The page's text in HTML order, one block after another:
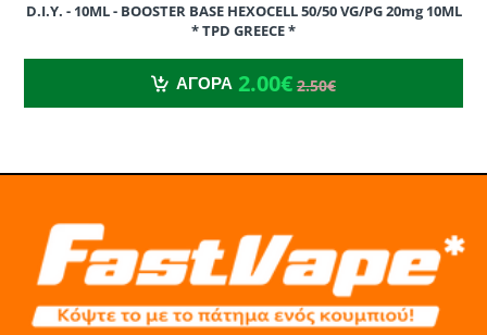
D.I.Y. - 10ML - BOOSTER BASE HEXOCELL 50/50 VG/PG 20mg 10ML
* TPD GREECE *
ΑΓΟΡΑ 2.00€ 2.50€